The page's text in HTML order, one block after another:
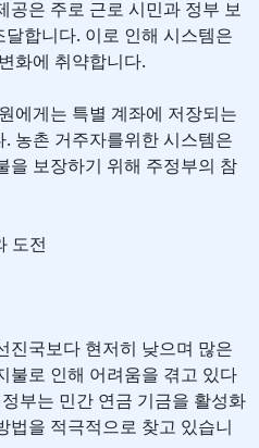
공은 주로 근로 시민과 정부 보
합니다. 이로 인해 시스템은
화에 취약합니다.
에게는 특별 계좌에 저장되는
농촌 거주자를위한 시스템은
을 보장하기 위해 주정부의 참
도전
진국보다 현저히 낮으며 많은
불로 인해 어려움을 겪고 있다
부는 민간 연금 기금을 활성화
법을 적극적으로 찾고 있습니